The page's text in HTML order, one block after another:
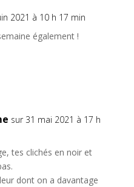
2021 à 10 h 17 min
également !
sur 31 mai 2021 à 17 h
tes clichés en noir et
dont on a davantage